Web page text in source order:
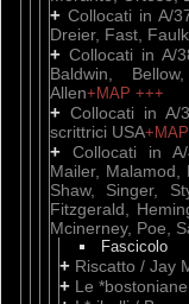
+ Collocati in A/
Dreier, Fast,
+Collocati in A/
Baldwin,
Allen+MAP +++
+ Collocati in
scrittrici USA+MAP
+Collocati in
Mailer, Malamod,
Shaw, Singer,
Fitzgerald,
Mcinerney, Poe,
Fascicolo
+ Riscatto / Jay
+ Le